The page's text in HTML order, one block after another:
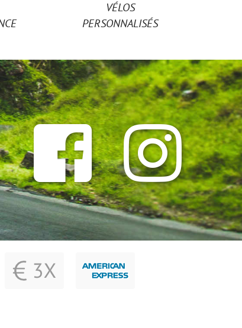
VÉLOS
PERSONNALISÉS